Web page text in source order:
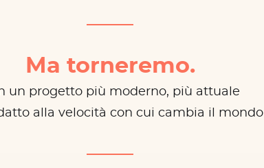
Ma torneremo.
un progetto più moderno, più attuale
alla velocità con cui cambia il